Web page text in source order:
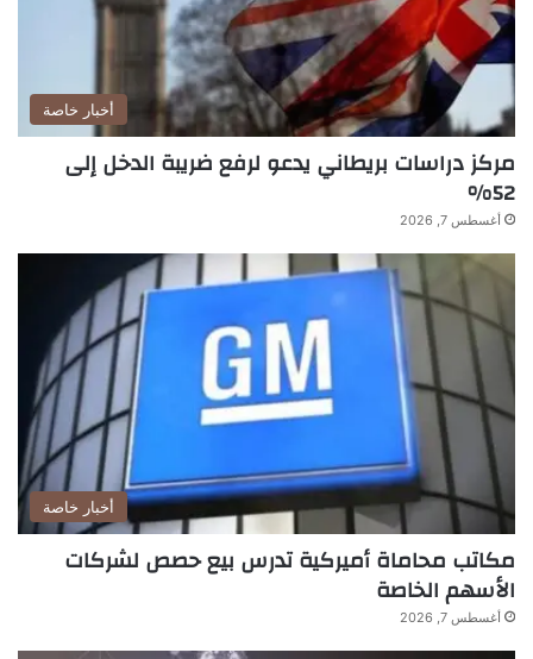
أخبار خاصة
مركز دراسات بريطاني يدعو لرفع ضريبة الدخل إلى
52%
أغسطس 7, 2026
أخبار خاصة
مكاتب محاماة أميركية تدرس بيع حصص لشركات
الأسهم الخاصة
أغسطس 7, 2026